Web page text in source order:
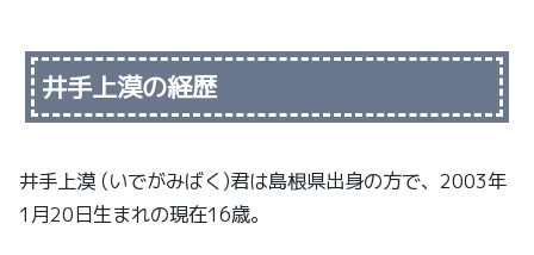
井手上漠の経歴
井手上漠 (いでがみばく)君は島根県出身の方で、2003年
1月20日生まれの現在16歳。